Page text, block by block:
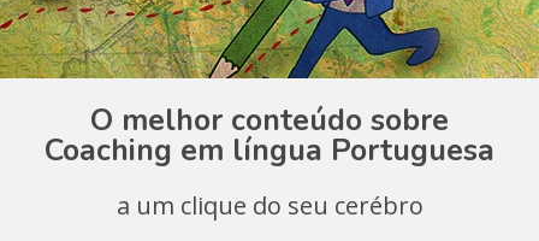
O melhor conteúdo sobre
Coaching em língua Portuguesa
a um clique do seu cerébro